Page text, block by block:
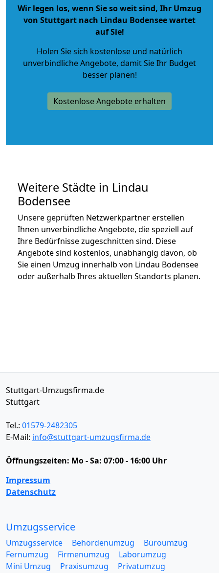
Wir legen los, wenn Sie so weit sind, Ihr Umzug
von Stuttgart nach Lindau Bodensee wartet
auf Sie!
Holen Sie sich kostenlose und natürlich
unverbindliche Angebote, damit Sie Ihr Budget
besser planen!
Kostenlose Angebote erhalten
Weitere Städte in Lindau
Bodensee
Unsere geprüften Netzwerkpartner erstellen
Ihnen unverbindliche Angebote, die speziell auf
Ihre Bedürfnisse zugeschnitten sind. Diese
Angebote sind kostenlos, unabhängig davon, ob
Sie einen Umzug innerhalb von Lindau Bodensee
oder außerhalb Ihres aktuellen Standorts planen.
Stuttgart-Umzugsfirma.de
Stuttgart
Tel.: 01579-2482305
E-Mail: info@stuttgart-umzugsfirma.de
Öffnungszeiten: Mo - Sa: 07:00 - 16:00 Uhr
Impressum
Datenschutz
Umzugsservice
Umzugsservice Behördenumzug
Büroumzug
Fernumzug
Firmenumzug
Laborumzug
Mini Umzug
Praxisumzug
Privatumzug